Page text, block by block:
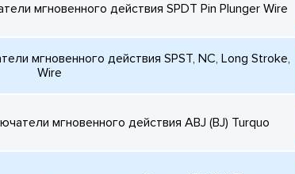
мгновенного действия SPDT Pin Plunger Wire
мгновенного действия SPST, NC, Long Stroke,
Wire
мгновенного действия ABJ (BJ) Turquo